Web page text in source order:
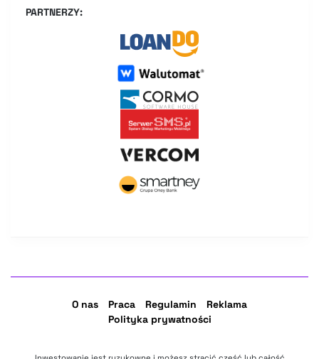
PARTNERZY:
O nas Praca Regulamin
Reklama
Polityka prywatności